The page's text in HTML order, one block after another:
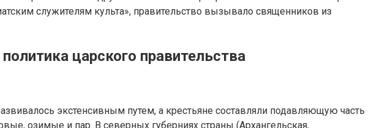
служителям культа», правительство вызывало священников из
царского правительства
экстенсивным путем, а крестьяне составляли подавляющую часть
озимые и пар. В северных губерниях страны (Архангельская,